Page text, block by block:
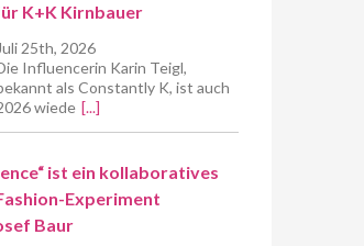
K+K Kirnbauer
Juli 25th, 2026
Influencerin Karin Teigl,
als Constantly K, ist auch
wiede [...]
ist ein kollaboratives
Experiment
Baur